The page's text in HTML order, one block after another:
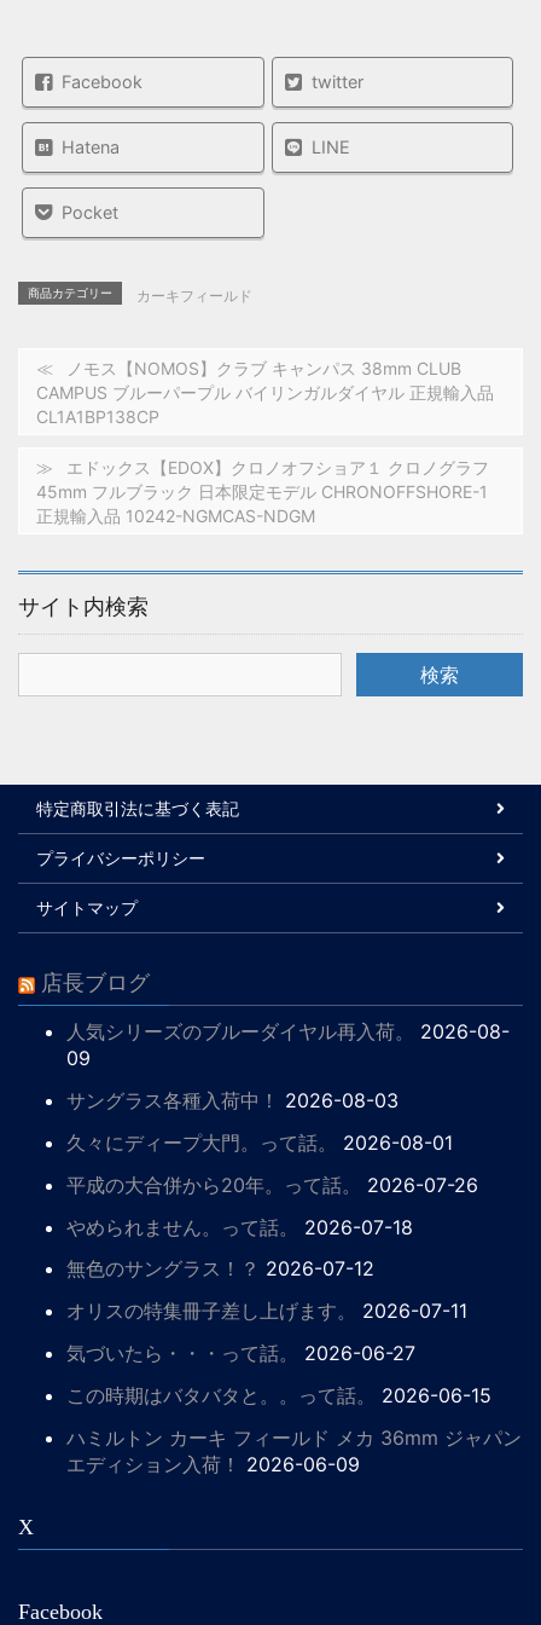
Facebook twitter
Hatena LINE
Pocket
商品カテゴリー カーキフィールド
ノモス【NOMOS】クラブ キャンパス 38mm CLUB
CAMPUS ブルーパープル バイリンガルダイヤル 正規輸入品
CL1A1BP138CP
エドックス【EDOX】クロノオフショア１ クロノグラフ
45mm フルブラック 日本限定モデル CHRONOFFSHORE-1
正規輸入品 10242-NGMCAS-NDGM
サイト内検索
特定商取引法に基づく表記
プライバシーポリシー
サイトマップ
店長ブログ
人気シリーズのブルーダイヤル再入荷。
2026-08-
09
サングラス各種入荷中！
2026-08-03
久々にディープ大門。って話。
2026-08-01
平成の大合併から20年。って話。
2026-07-26
やめられません。って話。
2026-07-18
無色のサングラス！？ 2026-07-12
オリスの特集冊子差し上げます。
2026-07-11
気づいたら・・・って話。
2026-06-27
この時期はバタバタと。。って話。
2026-06-15
ハミルトン カーキ フィールド メカ 36mm ジャパン
エディション入荷！
2026-06-09
X
Facebook